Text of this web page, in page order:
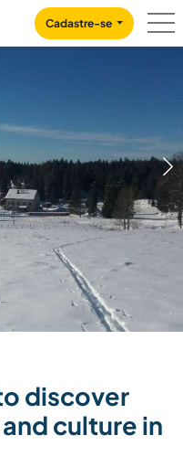
Cadastre-se
discover
culture in